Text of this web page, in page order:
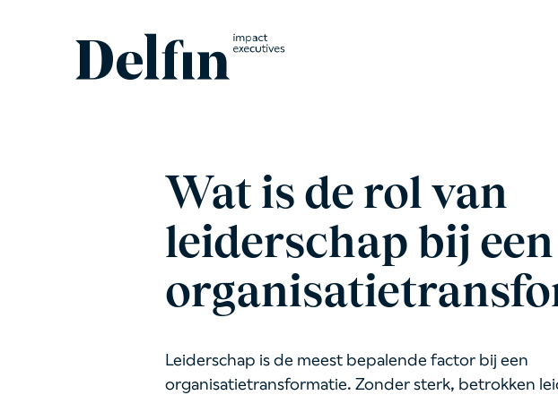
Wat is de rol van
leiderschap bij een
Leiderschap is de meest bepalende factor bij een
organisatietransformatie. Zonder sterk, betrokken